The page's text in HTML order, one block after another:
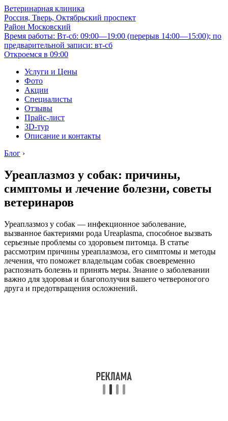
Ветеринарная клиника
Россия, Тверь, Октябрьский проспект
Район Московский
Время работы: Вт-сб: 09:00—19:00 (перерыв 14:00—15:00); по
предварительной записи: вт-сб
Откроемся в 09:00
Услуги и Цены
Фото
Акции
Специалисты
Отзывы
Прайс-лист
3D-тур
Описание и контакты
Блог ›
Уреаплазмоз у собак: причины,
симптомы и лечение болезни, советы
ветеринаров
Уреаплазмоз у собак — инфекционное заболевание,
вызванное бактериями рода Ureaplasma, способное вызвать
серьезные проблемы со здоровьем питомца. В статье
рассмотрим причины уреаплазмоза, его симптомы и методы
лечения, что поможет владельцам собак своевременно
распознать болезнь и принять меры. Знание о заболевании
важно для здоровья и благополучия вашего четвероногого
друга и предотвращения осложнений.